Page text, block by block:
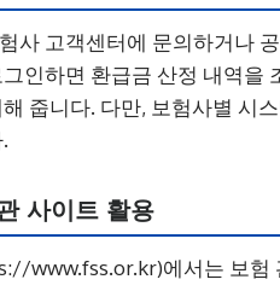
사 고객센터에 문의하거나
인하면 환급금 산정 내역을
줍니다. 다만, 보험사별 시
사이트 활용
www.fss.or.kr)에서는 보험